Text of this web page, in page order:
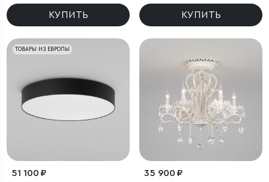
КУПИТЬ КУПИТЬ
ТОВАРЫ ИЗ ЕВРОПЫ
51 100 ₽ 35 900 ₽